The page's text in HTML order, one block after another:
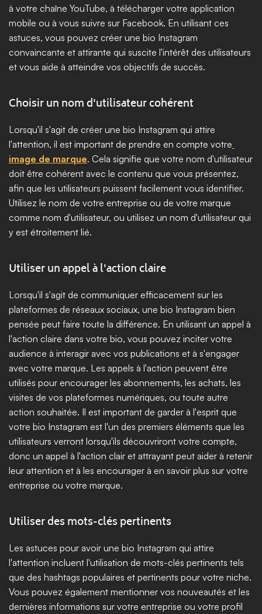
à votre chaîne YouTube, à télécharger votre application
mobile ou à vous suivre sur Facebook. En utilisant ces
astuces, vous pouvez créer une bio Instagram
convaincante et attirante qui suscite l'intérêt des utilisateurs
et vous aide à atteindre vos objectifs de succès.
Choisir un nom d'utilisateur cohérent
Lorsqu'il s'agit de créer une bio Instagram qui attire
l'attention, il est important de prendre en compte votre
image de marque. Cela signifie que votre nom d'utilisateur
doit être cohérent avec le contenu que vous présentez,
afin que les utilisateurs puissent facilement vous identifier.
Utilisez le nom de votre entreprise ou de votre marque
comme nom d'utilisateur, ou utilisez un nom d'utilisateur qui
y est étroitement lié.
Utiliser un appel à l'action claire
Lorsqu'il s'agit de communiquer efficacement sur les
plateformes de réseaux sociaux, une bio Instagram bien
pensée peut faire toute la différence. En utilisant un appel à
l'action claire dans votre bio, vous pouvez inciter votre
audience à interagir avec vos publications et à s'engager
avec votre marque. Les appels à l'action peuvent être
utilisés pour encourager les abonnements, les achats, les
visites de vos plateformes numériques, ou toute autre
action souhaitée. Il est important de garder à l'esprit que
votre bio Instagram est l'un des premiers éléments que les
utilisateurs verront lorsqu'ils découvriront votre compte,
donc un appel à l'action clair et attrayant peut aider à retenir
leur attention et à les encourager à en savoir plus sur votre
entreprise ou votre marque.
Utiliser des mots-clés pertinents
Les astuces pour avoir une bio Instagram qui attire
l'attention incluent l'utilisation de mots-clés pertinents tels
que des hashtags populaires et pertinents pour votre niche.
Vous pouvez également mentionner vos nouveautés et les
dernières informations sur votre entreprise ou votre profil